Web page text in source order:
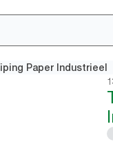
Paper Industrieel